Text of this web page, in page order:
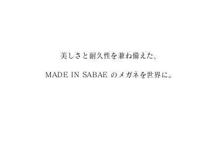
美しさと耐久性を兼ね備えた、
MADE IN SABAE のメガネを世界に。